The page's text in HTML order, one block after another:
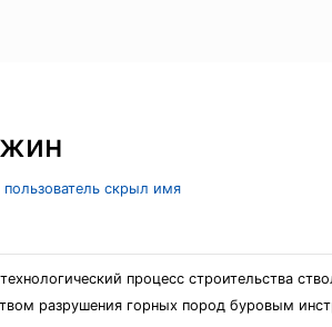
скрыл имя
процесс строительства
разрушения горных пород буровым